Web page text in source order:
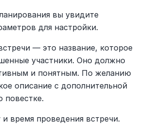
вы увидите
для настройки.
— это название, которое
участники. Оно должно
и понятным. По желанию
описание с дополнительной
повестке.
время проведения встречи.